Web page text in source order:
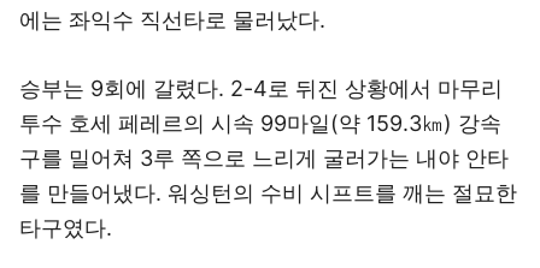
에는 좌익수 직선타로 물러났다.
승부는 9회에 갈렸다. 2-4로 뒤진 상황에서 마무리
투수 호세 페레르의 시속 99마일(약 159.3㎞) 강속
구를 밀어쳐 3루 쪽으로 느리게 굴러가는 내야 안타
를 만들어냈다. 워싱턴의 수비 시프트를 깨는 절묘한
타구였다.